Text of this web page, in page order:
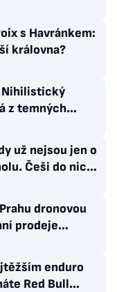
s Havránkem:
královna?
Nihilistický
z temných
i na malé děti
už nejsou jen o
Češi do nich
jiné zboží
dronovou
prodeje
enduro
Red Bull